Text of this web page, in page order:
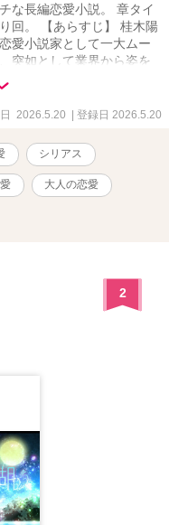
な長編恋愛小説。 章タイ
回。 【あらすじ】 桂木陽
愛小説家として一大ムー
突如として業界から姿を
子へ成長を遂げていた。
家バレのWパンチを喰ら
友人のアシストのおかげ
「官能小説部門の新人編
いことだらけの淫靡で未
介された「相楽あおい」
カシーのない軽率なオト
い才能の枯れた官能小説
契約（同棲）をしない
たいんだよ。つまり俺と
した仕事。ＷＩＮ-ＷＩＮ
さんよ」 ≪作品のため
すべてを捧げるって
を意味していた。果たし
連載→完結済み
日 2026.5.20 | 登録日 2026.5.20
シリアス
大人の恋愛
2